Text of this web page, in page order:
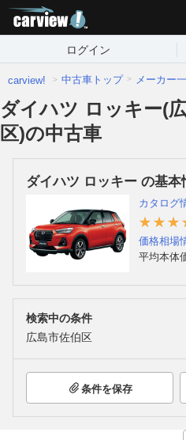
ログイン
carview! 中古車トップ メーカー
ダイハツ ロッキー(
区)の中古車
ダイハツ ロッキー の基本
カタログ
価格相場
平均本体
検索中の条件
広島市佐伯区
条件を保存